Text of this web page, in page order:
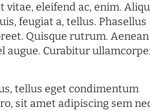
eleifend ac, enim.
feugiat a, tellus. Phasellus
Quisque rutrum. Aenean
augue. Curabitur
tellus eget condimentum
sit amet adipiscing sem